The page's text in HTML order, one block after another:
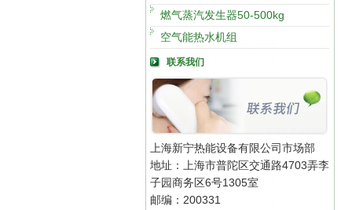
燃气蒸汽发生器50-500kg
空气能热水机组
联系我们
上海新宁热能设备有限公司市场部
地址：上海市普陀区交通路4703弄李
子园商务区6号1305室
邮编：200331